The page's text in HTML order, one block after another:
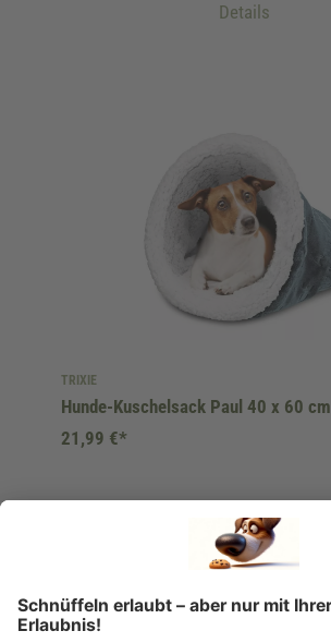
Details
TRIXIE
Hunde-Kuschelsack Paul 40 x 60 cm
Sofort verfügbar, Lieferzeit: 1-3 Tage
21,99 €*